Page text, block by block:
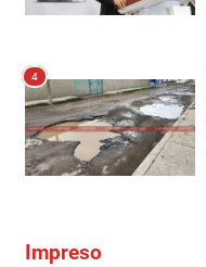
4
Impreso